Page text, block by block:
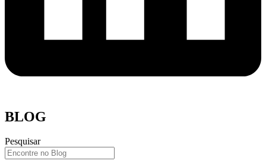
BLOG
Pesquisar